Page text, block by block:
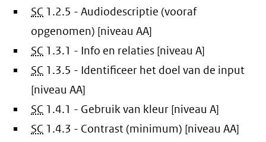
SC 1.2.5 - Audiodescriptie (vooraf
opgenomen) [niveau AA]
SC 1.3.1 - Info en relaties [niveau A]
SC 1.3.5 - Identificeer het doel van de input
[niveau AA]
SC 1.4.1 - Gebruik van kleur [niveau A]
SC 1.4.3 - Contrast (minimum) [niveau AA]